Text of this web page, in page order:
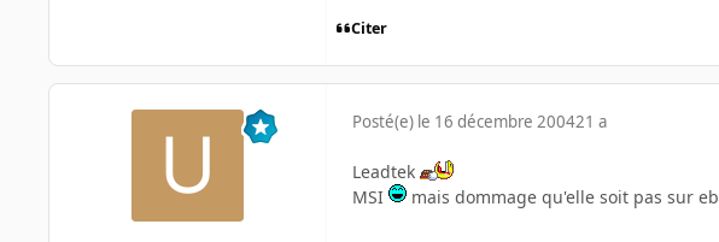
Citer
Posté(e) le 16 décembre 200421 a
Leadtek
MSI
mais dommage qu'elle soit pas sur